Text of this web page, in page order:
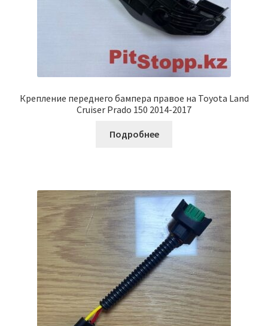
Крепление переднего бампера правое на Toyota Land
Cruiser Prado 150 2014-2017
Подробнее